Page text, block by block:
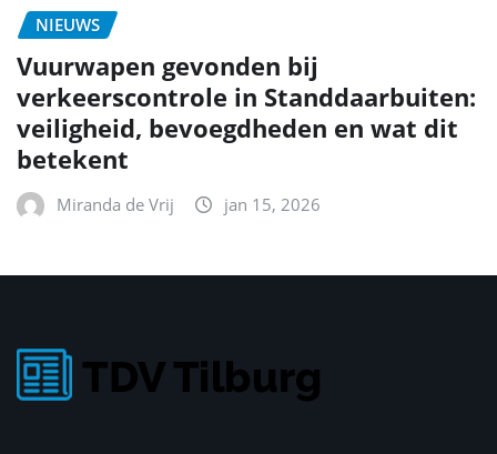
NIEUWS
Vuurwapen gevonden bij
verkeerscontrole in Standdaarbuiten:
veiligheid, bevoegdheden en wat dit
betekent
Miranda de Vrij jan 15, 2026